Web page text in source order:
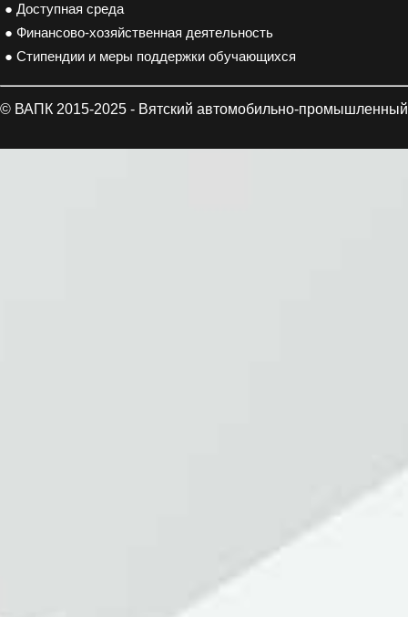
● Доступная среда
● Финансово-хозяйственная деятельность
● Стипендии и меры поддержки обучающихся
© ВАПК 2015-2025 - Вятский автомобильно-